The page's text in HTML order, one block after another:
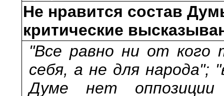
Не нравится состав
критические
"Все равно ни от
себя, а не для народа";
Думе нет